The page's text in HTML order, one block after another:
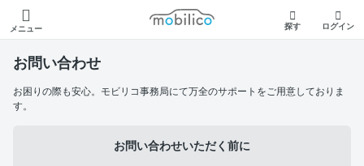
メニュー
モビリコ
探す ログイン
お問い合わせ
お困りの際も安心。モビリコ事務局にて万全のサポートをご用意しておりま
す。
お問い合わせいただく前に